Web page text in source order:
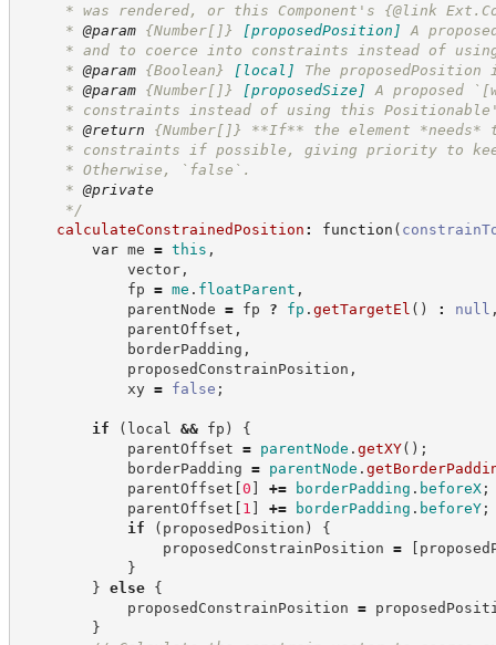
* was rendered, or this Component's {@link
* @param {Number[]} [proposedPosition]
A
* and to coerce into constraints instead of
* @param {Boolean} [local]
The
* @param {Number[]} [proposedSize]
A proposed
* constraints instead of using this
* @return {Number[]}
**If** the element *needs*
* constraints if possible, giving priority to
* Otherwise, `false`.
* @private
*/
calculateConstrainedPosition : function (
var me = this ,
vector,
fp = me . floatParent ,
parentNode = fp ? fp . getTargetEl ( ) : null
parentOffset ,
borderPadding ,
proposedConstrainPosition ,
xy = false ;
if ( local && fp )
{
parentOffset = parentNode . getXY( ) ;
borderPadding = parentNode .
parentOffset [0 ] += borderPadding . beforeX;
parentOffset [ 1 ] += borderPadding . beforeY;
if
( proposedPosition )
{
proposedConstrainPosition = [
}
} else
{
proposedConstrainPosition =
}